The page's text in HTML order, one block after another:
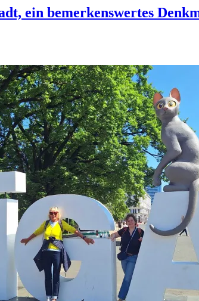
ein bemerkenswertes